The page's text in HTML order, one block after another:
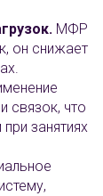
МФР
он снижает
связок, что
занятиях